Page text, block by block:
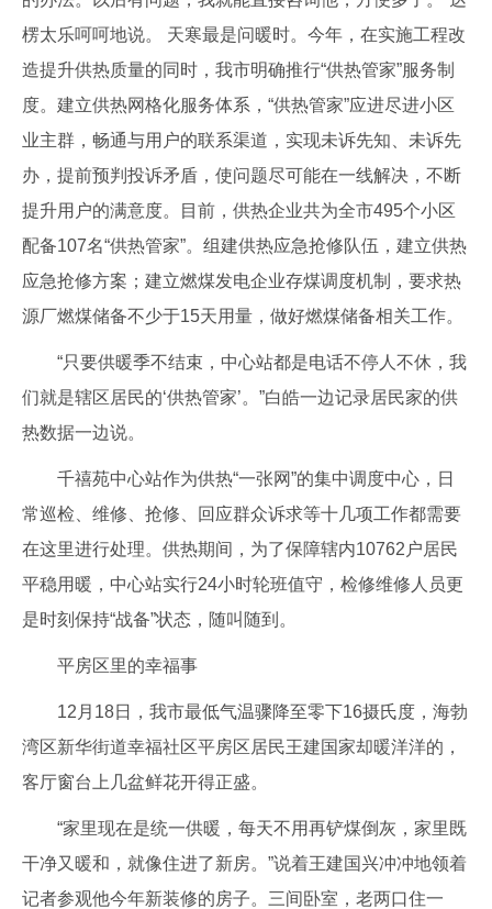
楞太乐呵呵地说。 天寒最是问暖时。今年，在实施工程改
造提升供热质量的同时，我市明确推行“供热管家”服务制
度。建立供热网格化服务体系，“供热管家”应进尽进小区
业主群，畅通与用户的联系渠道，实现未诉先知、未诉先
办，提前预判投诉矛盾，使问题尽可能在一线解决，不断
提升用户的满意度。目前，供热企业共为全市495个小区
配备107名“供热管家”。组建供热应急抢修队伍，建立供热
应急抢修方案；建立燃煤发电企业存煤调度机制，要求热
源厂燃煤储备不少于15天用量，做好燃煤储备相关工作。
“只要供暖季不结束，中心站都是电话不停人不休，我
们就是辖区居民的‘供热管家’。”白皓一边记录居民家的供
热数据一边说。
千禧苑中心站作为供热“一张网”的集中调度中心，日
常巡检、维修、抢修、回应群众诉求等十几项工作都需要
在这里进行处理。供热期间，为了保障辖内10762户居民
平稳用暖，中心站实行24小时轮班值守，检修维修人员更
是时刻保持“战备”状态，随叫随到。
平房区里的幸福事
12月18日，我市最低气温骤降至零下16摄氏度，海勃
湾区新华街道幸福社区平房区居民王建国家却暖洋洋的，
客厅窗台上几盆鲜花开得正盛。
“家里现在是统一供暖，每天不用再铲煤倒灰，家里既
干净又暖和，就像住进了新房。”说着王建国兴冲冲地领着
记者参观他今年新装修的房子。三间卧室，老两口住一